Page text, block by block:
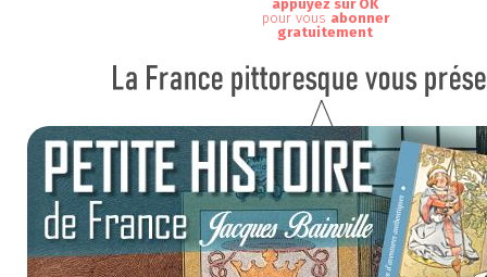
appuyez sur OK
pour vous abonner
gratuitement